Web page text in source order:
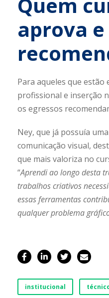
aprova e
Para aqueles que estão
profissional e inserção
os egressos
Ney, que já possuía
comunicação visual,
que mais valoriza no
“Aprendi ao longo desta
trabalhos criativos
essas ferramentas
qualquer problema
institucional